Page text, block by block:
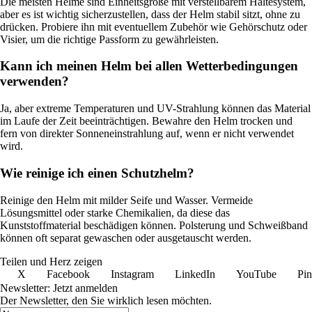
aber es ist wichtig sicherzustellen, dass der Helm stabil sitzt, ohne zu
drücken. Probiere ihn mit eventuellem Zubehör wie Gehörschutz oder
Visier, um die richtige Passform zu gewährleisten.
Kann ich meinen Helm bei allen Wetterbedingungen
verwenden?
Ja, aber extreme Temperaturen und UV-Strahlung können das Material
im Laufe der Zeit beeinträchtigen. Bewahre den Helm trocken und
fern von direkter Sonneneinstrahlung auf, wenn er nicht verwendet
wird.
Wie reinige ich einen Schutzhelm?
Reinige den Helm mit milder Seife und Wasser. Vermeide
Lösungsmittel oder starke Chemikalien, da diese das
Kunststoffmaterial beschädigen können. Polsterung und Schweißband
können oft separat gewaschen oder ausgetauscht werden.
Teilen und Herz zeigen
X
Facebook Instagram LinkedIn YouTube
Newsletter: Jetzt anmelden
Der Newsletter, den Sie wirklich lesen möchten.